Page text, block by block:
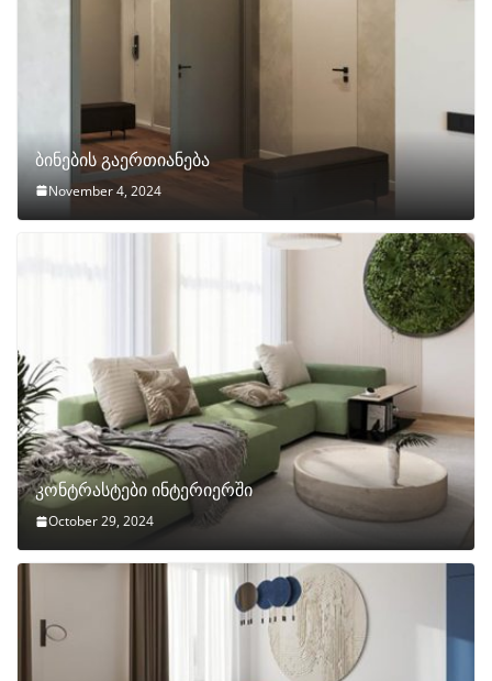
ბინების გაერთიანება
November 4, 2024
კონტრასტები ინტერიერში
October 29, 2024